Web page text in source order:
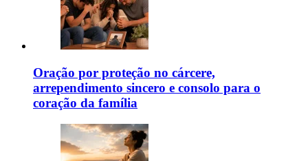
Oração por proteção no cárcere,
arrependimento sincero e consolo para o
coração da família